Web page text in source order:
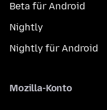
Beta für Android
Nightly
Nightly für Android
Mozilla-Konto